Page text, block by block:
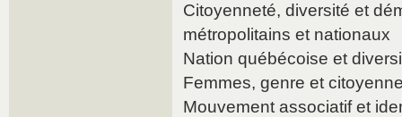
Citoyenneté, diversité et
métropolitains et nationaux
Nation québécoise et
Femmes, genre et
Mouvement associatif et